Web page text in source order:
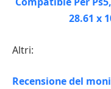
Altri:
Recensione del